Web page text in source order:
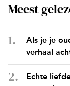
Meest
Als je je
verhaal
Echte